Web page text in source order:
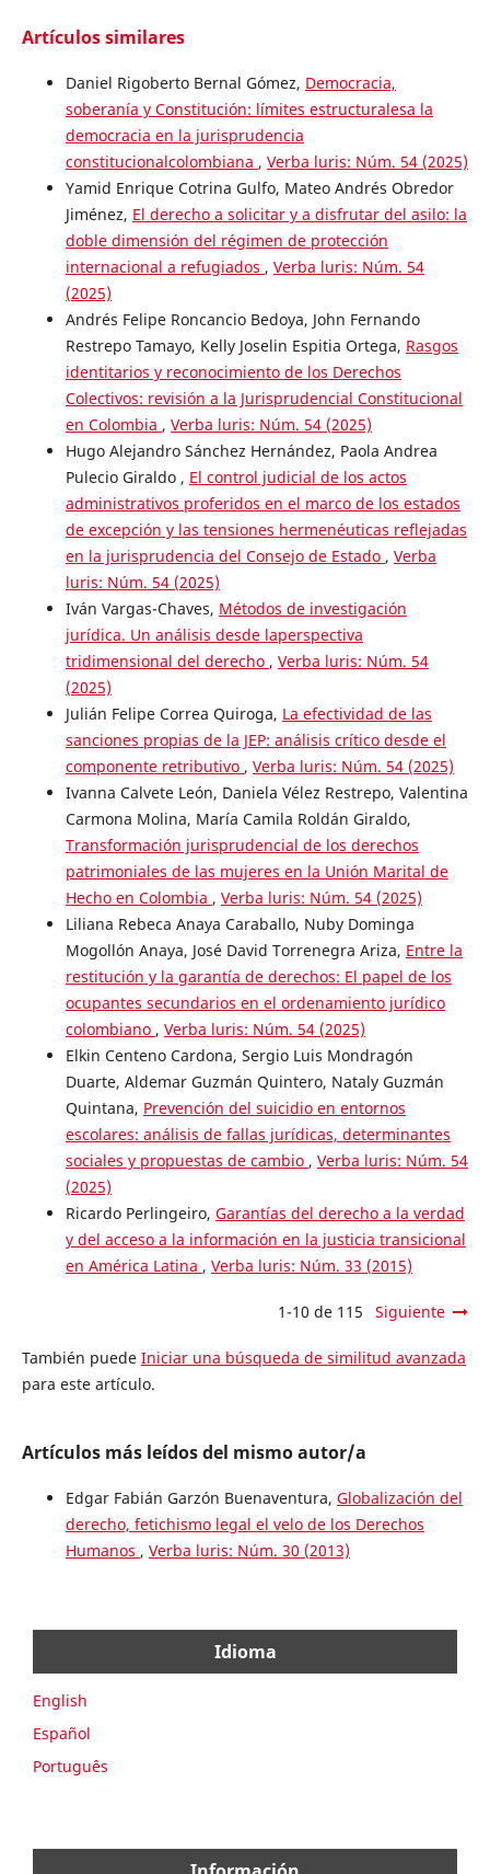
Artículos similares
Daniel Rigoberto Bernal Gómez, Democracia,
soberanía y Constitución: límites estructuralesa la
democracia en la jurisprudencia
constitucionalcolombiana , Verba luris: Núm. 54 (2025)
Yamid Enrique Cotrina Gulfo, Mateo Andrés Obredor
Jiménez, El derecho a solicitar y a disfrutar del asilo: la
doble dimensión del régimen de protección
internacional a refugiados , Verba luris: Núm. 54
(2025)
Andrés Felipe Roncancio Bedoya, John Fernando
Restrepo Tamayo, Kelly Joselin Espitia Ortega, Rasgos
identitarios y reconocimiento de los Derechos
Colectivos: revisión a la Jurisprudencial Constitucional
en Colombia , Verba luris: Núm. 54 (2025)
Hugo Alejandro Sánchez Hernández, Paola Andrea
Pulecio Giraldo , El control judicial de los actos
administrativos proferidos en el marco de los estados
de excepción y las tensiones hermenéuticas reflejadas
en la jurisprudencia del Consejo de Estado , Verba
luris: Núm. 54 (2025)
Iván Vargas-Chaves, Métodos de investigación
jurídica. Un análisis desde laperspectiva
tridimensional del derecho , Verba luris: Núm. 54
(2025)
Julián Felipe Correa Quiroga, La efectividad de las
sanciones propias de la JEP: análisis crítico desde el
componente retributivo , Verba luris: Núm. 54 (2025)
Ivanna Calvete León, Daniela Vélez Restrepo, Valentina
Carmona Molina, María Camila Roldán Giraldo,
Transformación jurisprudencial de los derechos
patrimoniales de las mujeres en la Unión Marital de
Hecho en Colombia , Verba luris: Núm. 54 (2025)
Liliana Rebeca Anaya Caraballo, Nuby Dominga
Mogollón Anaya, José David Torrenegra Ariza, Entre la
restitución y la garantía de derechos: El papel de los
ocupantes secundarios en el ordenamiento jurídico
colombiano , Verba luris: Núm. 54 (2025)
Elkin Centeno Cardona, Sergio Luis Mondragón
Duarte, Aldemar Guzmán Quintero, Nataly Guzmán
Quintana, Prevención del suicidio en entornos
escolares: análisis de fallas jurídicas, determinantes
sociales y propuestas de cambio , Verba luris: Núm. 54
(2025)
Ricardo Perlingeiro, Garantías del derecho a la verdad
y del acceso a la información en la justicia transicional
en América Latina , Verba luris: Núm. 33 (2015)
1-10 de 115 Siguiente
También puede Iniciar una búsqueda de similitud avanzada
para este artículo.
Artículos más leídos del mismo autor/a
Edgar Fabián Garzón Buenaventura, Globalización del
derecho, fetichismo legal el velo de los Derechos
Humanos , Verba luris: Núm. 30 (2013)
Idioma
English
Español
Português